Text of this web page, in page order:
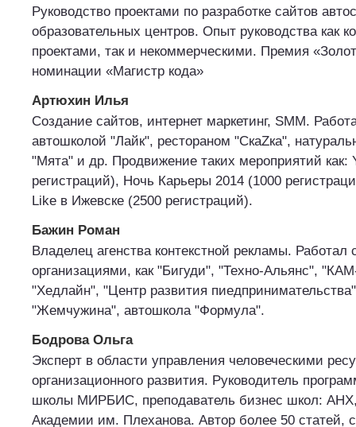
Руководство проектами по разработке сайтов
образовательных центров. Опыт руководства как
проектами, так и некоммерческими. Премия
номинации «Магистр кода»
Артюхин Илья
Создание сайтов, интернет маркетинг, SMM.
автошколой "Лайк", рестораном "СкаZка",
"Мята" и др. Продвижение таких мероприятий как:
регистраций), Ночь Карьеры 2014 (1000
Like в Ижевске (2500 регистраций).
Бажин Роман
Владелец агенства контекстной рекламы. Работал
организациями, как "Бигуди", "Техно-Альянс",
"Хедлайн", "Центр развития
"Жемчужина", автошкола "Формула".
Бодрова Ольга
Эксперт в области управления человеческими
организационного развития. Руководитель
школы МИРБИС, преподаватель бизнес школ:
Академии им. Плеханова. Автор более 50 статей,